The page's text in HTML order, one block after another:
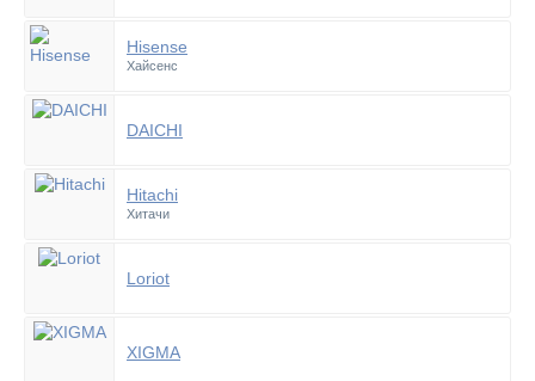
Hisense
Хайсенс
DAICHI
Hitachi
Хитачи
Loriot
XIGMA